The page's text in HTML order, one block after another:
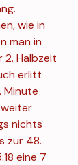
wie in
man in
2. Halbzeit
erlitt
Minute
nichts
zur 48.
eine 7